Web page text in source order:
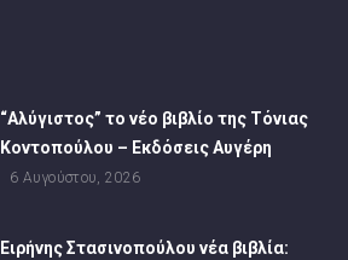
“Αλύγιστος” το νέο βιβλίο της Τόνιας
Κοντοπούλου – Εκδόσεις Αυγέρη
6 Αυγούστου, 2026
Ειρήνης Στασινοπούλου νέα βιβλία: